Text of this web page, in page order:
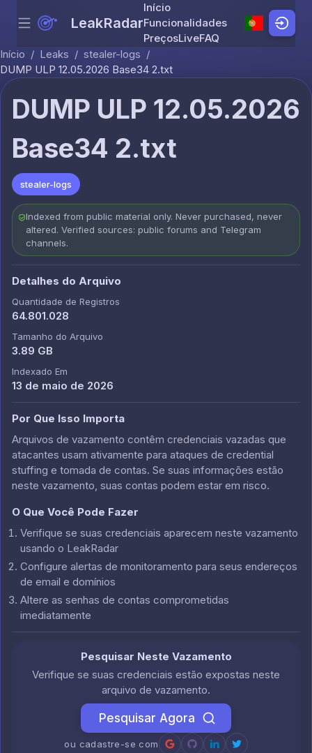
Skip to content
Menu LeakRadar
Início
Funcionalidades
PreçosLiveFAQ
Início / Leaks / stealer-logs /
DUMP ULP 12.05.2026 Base34 2.txt
DUMP ULP 12.05.2026
Base34 2.txt
stealer-logs
Indexed from public material only. Never purchased, never
altered. Verified sources: public forums and Telegram
channels.
Detalhes do Arquivo
Quantidade de Registros
64.801.028
Tamanho do Arquivo
3.89 GB
Indexado Em
13 de maio de 2026
Por Que Isso Importa
Arquivos de vazamento contêm credenciais vazadas que
atacantes usam ativamente para ataques de credential
stuffing e tomada de contas. Se suas informações estão
neste vazamento, suas contas podem estar em risco.
O Que Você Pode Fazer
Verifique se suas credenciais aparecem neste vazamento
usando o LeakRadar
Configure alertas de monitoramento para seus endereços
de email e domínios
Altere as senhas de contas comprometidas
imediatamente
Pesquisar Neste Vazamento
Verifique se suas credenciais estão expostas neste
arquivo de vazamento.
Pesquisar Agora
ou cadastre-se com